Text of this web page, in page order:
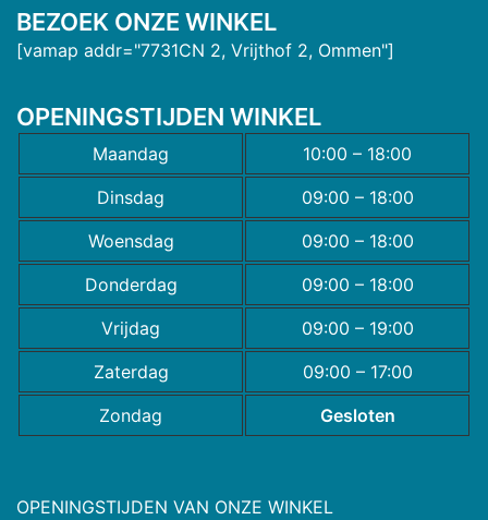
BEZOEK ONZE WINKEL
[vamap addr="7731CN 2, Vrijthof 2, Ommen"]
OPENINGSTIJDEN WINKEL
Maandag
10:00 – 18:00
Dinsdag
09:00 – 18:00
Woensdag
09:00 – 18:00
Donderdag
09:00 – 18:00
Vrijdag
09:00 – 19:00
Zaterdag
09:00 – 17:00
Zondag
Gesloten
OPENINGSTIJDEN VAN ONZE WINKEL